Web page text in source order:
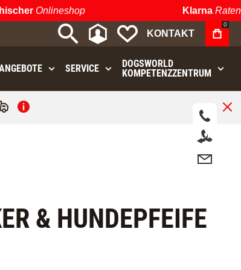
Onlineshop Klarna
MEIN KONTO
MEINE
KONTAKT
0
SERVICE
DOGSWORLD
KOMPETENZZENTRUM
& HUNDEPFEIFE